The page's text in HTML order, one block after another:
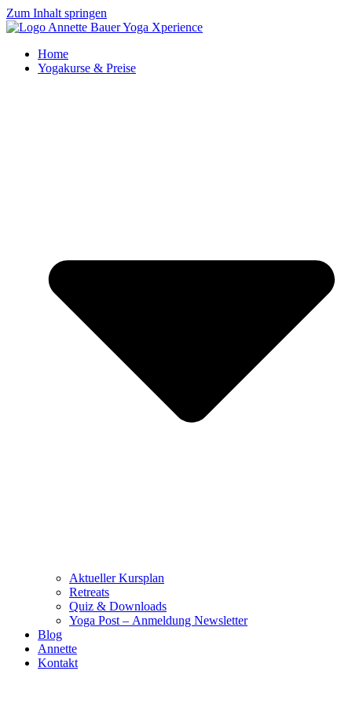
Zum Inhalt springen
Home
Yogakurse & Preise
Aktueller Kursplan
Retreats
Quiz & Downloads
Yoga Post – Anmeldung Newsletter
Blog
Annette
Kontakt